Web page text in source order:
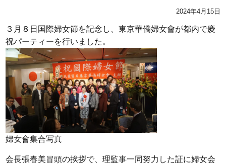
2024年4月15日
３月８日国際婦女節を記念し、東京華僑婦女會が都内で慶
祝パーティーを行いました。
婦女會集合写真
会長張春美冒頭の挨拶で、理監事一同努力した証に婦女会